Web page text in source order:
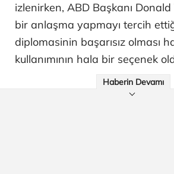
izlenirken, ABD Başkanı
bir anlaşma yapmayı tercih
diplomasinin başarısız olması
kullanımının hala bir seçenek
Haberin Devamı